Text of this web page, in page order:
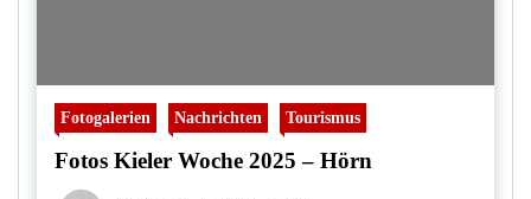
Fotogalerien Nachrichten Tourismus
Fotos Kieler Woche 2025 – Hörn